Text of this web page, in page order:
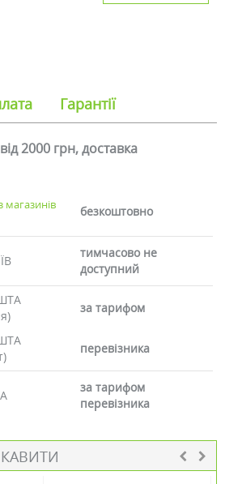
Гарантії
2000 грн, доставка
магазинів
безкоштовно
тимчасово не
доступний
за тарифом
перевізника
за тарифом
перевізника